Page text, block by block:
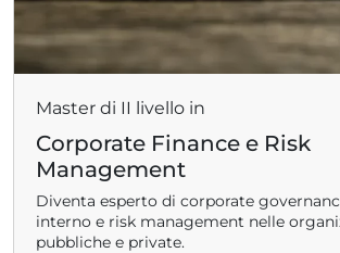
Master di II livello in
Corporate Finance e Risk
Management
Diventa esperto di corporate
interno e risk management nelle
pubbliche e private.